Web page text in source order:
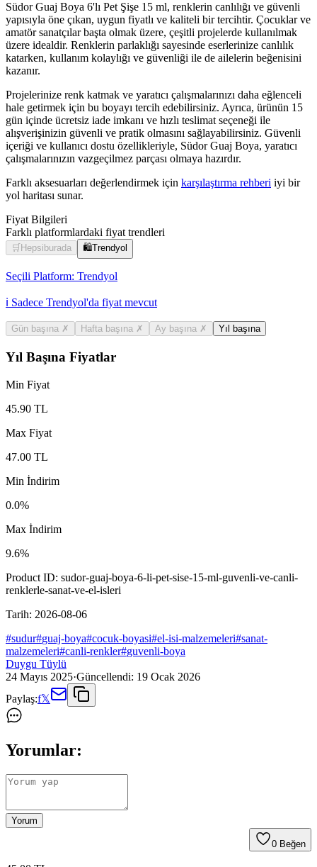
Südor Guaj Boya 6'lı Pet Şişe 15 ml, renklerin canlılığı ve güvenli
yapısıyla öne çıkan, uygun fiyatlı ve kaliteli bir tercihtir. Çocuklar ve
amatör sanatçılar başta olmak üzere, çeşitli projelerde kullanılmak
üzere idealdir. Renklerin parlaklığı sayesinde eserlerinize canlılık
katarken, kullanım kolaylığı ve güvenliği ile de ailelerin beğenisini
kazanır.
Projelerinize renk katmak ve yaratıcı çalışmalarınızı daha eğlenceli
hale getirmek için bu boyayı tercih edebilirsiniz. Ayrıca, ürünün 15
gün içinde ücretsiz iade imkanı ve hızlı teslimat seçeneği ile
alışverişinizin güvenli ve pratik olmasını sağlayabilirsiniz. Güvenli
içeriği ve kullanıcı dostu özellikleriyle, Südor Guaj Boya, yaratıcı
çalışmalarınızın vazgeçilmez parçası olmaya hazırdır.
Farklı aksesuarları değerlendirmek için karşılaştırma rehberi iyi bir
yol haritası sunar.
Fiyat Bilgileri
Farklı platformlardaki fiyat trendleri
🛒 Hepsiburada 🛍️Trendyol
Seçili Platform: Trendyol
ℹ️ Sadece Trendyol'da fiyat mevcut
Gün başına ✗ Hafta başına ✗ Ay başına ✗ Yıl başına
Yıl Başına Fiyatlar
Min Fiyat
45.90 TL
Max Fiyat
47.00 TL
Min İndirim
0.0%
Max İndirim
9.6%
Product ID: sudor-guaj-boya-6-li-pet-sise-15-ml-guvenli-ve-canli-
renklerle-sanat-ve-el-isleri
Tarih: 2026-08-06
#sudur#guaj-boya#cocuk-boyasi#el-isi-malzemeleri#sanat-
malzemeleri#canli-renkler#guvenli-boya
Duygu Tüylü
24 Mayıs 2025·Güncellendi: 19 Ocak 2026
Paylaş:f𝕏
Yorumlar:
Yorum
0 Beğen